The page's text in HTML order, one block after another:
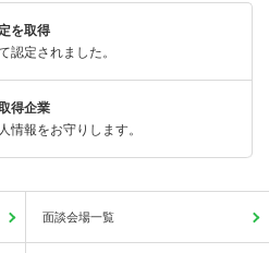
を取得
認定されました。
得企業
情報をお守りします。
面談会場一覧